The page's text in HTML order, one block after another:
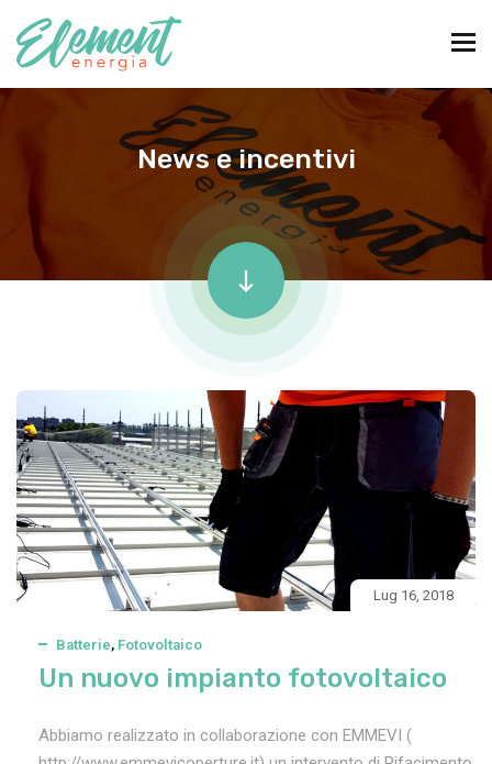
News e incentivi
Lug 16, 2018
Batterie, Fotovoltaico
Un nuovo impianto fotovoltaico
Abbiamo realizzato in collaborazione con EMMEVI (